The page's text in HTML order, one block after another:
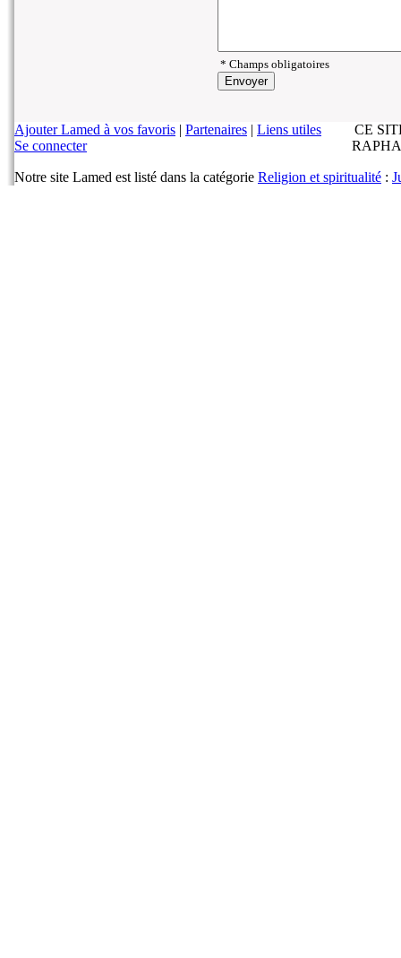
* Champs obligatoires
Ajouter Lamed à vos favoris | Partenaires | Liens utiles
Se connecter
CE
Notre site Lamed est listé dans la catégorie Religion et spiritualité :